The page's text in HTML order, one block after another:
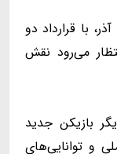
با قرارداد دو
می‌رود نقش
بازیکن جدید
و توانایی‌های